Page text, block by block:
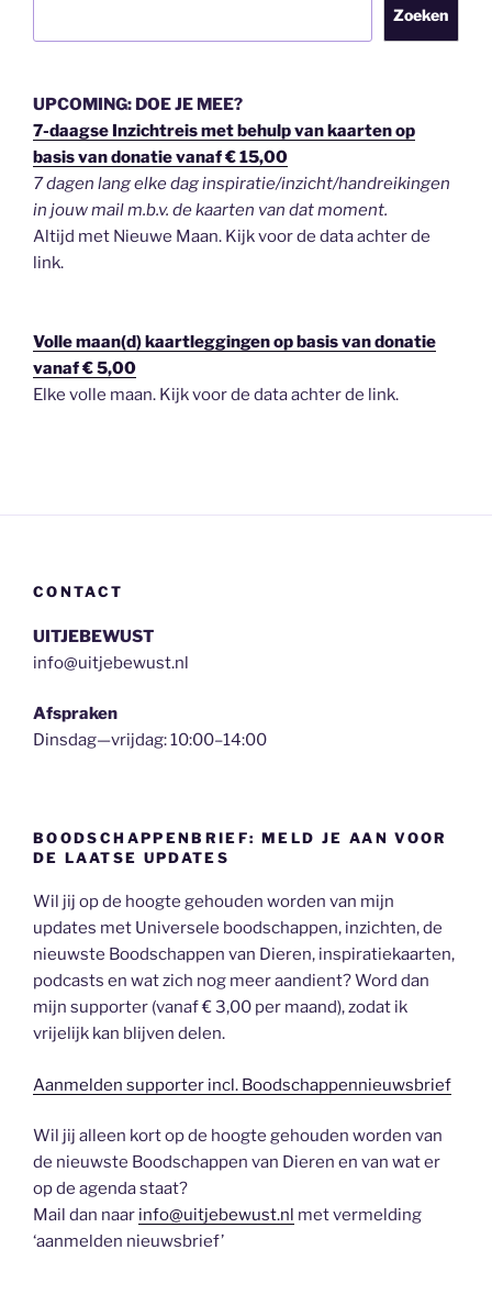
Zoeken
UPCOMING: DOE JE MEE?
7-daagse Inzichtreis met behulp van kaarten op
basis van donatie vanaf € 15,00
7 dagen lang elke dag inspiratie/inzicht/handreikingen
in jouw mail m.b.v. de kaarten van dat moment.
Altijd met Nieuwe Maan. Kijk voor de data achter de
link.
Volle maan(d) kaartleggingen op basis van donatie
vanaf € 5,00
Elke volle maan. Kijk voor de data achter de link.
CONTACT
UITJEBEWUST
info@uitjebewust.nl
Afspraken
Dinsdag—vrijdag: 10:00–14:00
BOODSCHAPPENBRIEF: MELD JE AAN VOOR
DE LAATSE UPDATES
Wil jij op de hoogte gehouden worden van mijn
updates met Universele boodschappen, inzichten, de
nieuwste Boodschappen van Dieren, inspiratiekaarten,
podcasts en wat zich nog meer aandient? Word dan
mijn supporter (vanaf € 3,00 per maand), zodat ik
vrijelijk kan blijven delen.
Aanmelden supporter incl. Boodschappennieuwsbrief
Wil jij alleen kort op de hoogte gehouden worden van
de nieuwste Boodschappen van Dieren en van wat er
op de agenda staat?
Mail dan naar info@uitjebewust.nl met vermelding
‘aanmelden nieuwsbrief’